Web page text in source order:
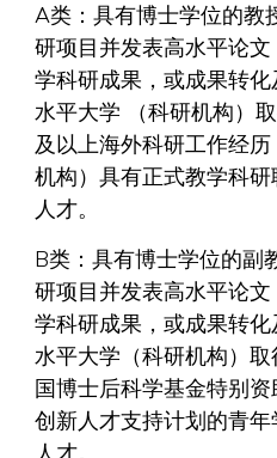
A类：具有博士学位的教
研项目并发表高水平论
学科研成果，或成果转
水平大学 （科研机构）
及以上海外科研工作经
机构）具有正式教学科
人才。
B类：具有博士学位的副
研项目并发表高水平论
学科研成果，或成果转
水平大学（科研机构）
国博士后科学基金特别
创新人才支持计划的青